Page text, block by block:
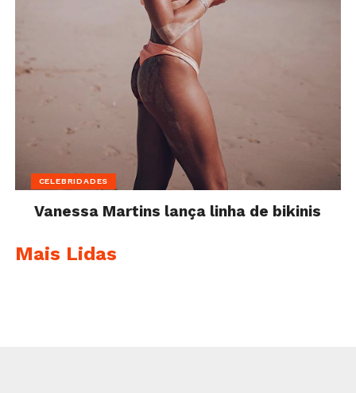
CELEBRIDADES
Vanessa Martins lança linha de bikinis
Mais Lidas